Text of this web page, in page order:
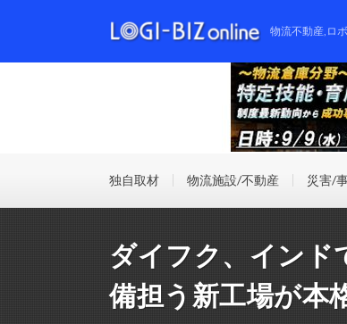
物流不動産,ロ
独自取材 物流施設/不動産 災害/
ダイフク、インド
備担う新工場が本